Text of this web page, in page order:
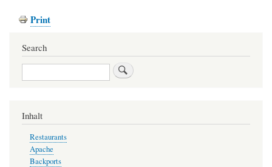
Print
Search
Search
Inhalt
Restaurants
Apache
Backports